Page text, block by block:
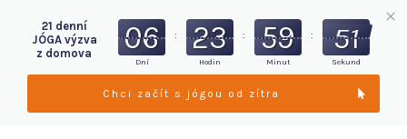
21 denní
JÓGA výzva
z domova
06
Dní
: 23
Hodin
: 59
Minut
: 49
Sekund
Chci začít s jógou od zítra